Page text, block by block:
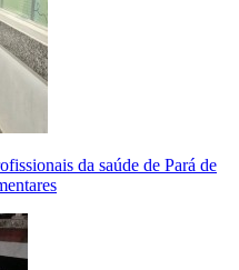
da saúde de Pará de